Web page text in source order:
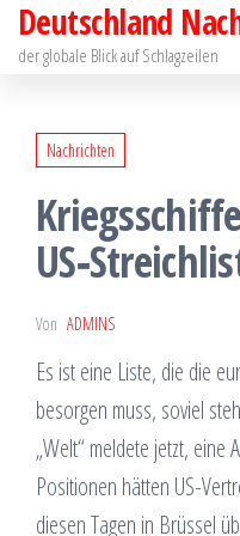
Zum
Inhalt
Deutschland
der globale Blick auf Schlagzeilen
Nachrichten
Von ADMINS
Es ist eine Liste, die die
besorgen muss, soviel
„Welt“ meldete jetzt, eine
Positionen hätten US-
diesen Tagen in Brüssel